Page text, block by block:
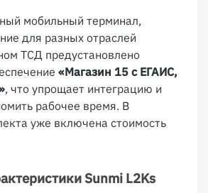
мобильный терминал,
для разных отраслей
ТСД предустановлено
«Магазин 15 с ЕГАИС,
, что упрощает интеграцию и
рабочее время. В
уже включена стоимость
Sunmi L2Ks